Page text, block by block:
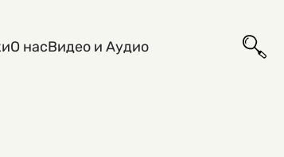
О насВидео и Аудио